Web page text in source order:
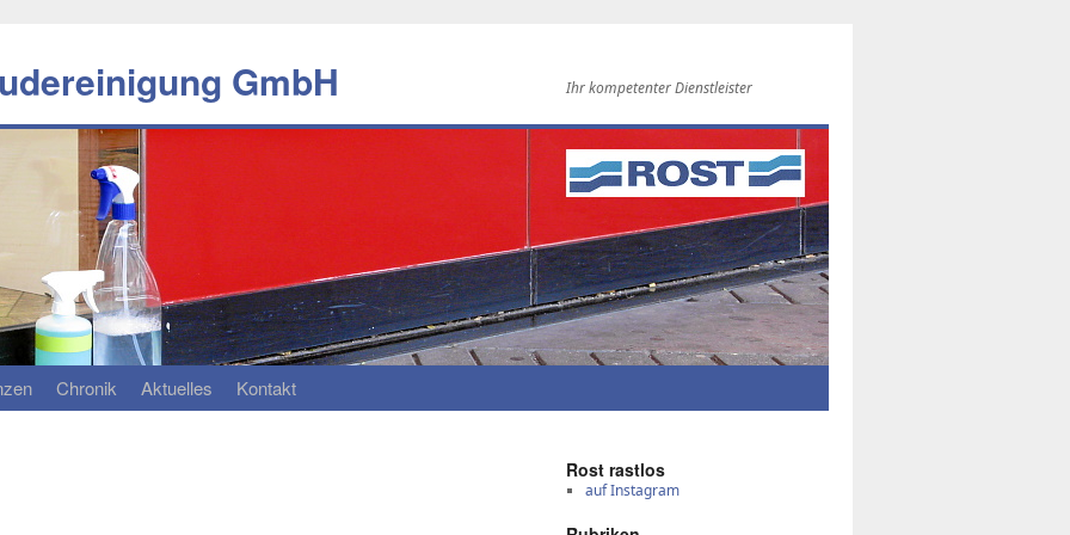
GmbH Ihr kompetenter Dienstleister
Chro­nik Ak­tu­el­les Kon­takt
Rost rast­los
auf Instagram